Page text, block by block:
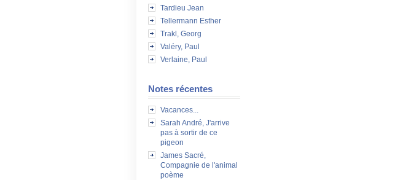
Tardieu Jean
Tellermann Esther
Trakl, Georg
Valéry, Paul
Verlaine, Paul
Notes récentes
Vacances...
Sarah André, J'arrive
pas à sortir de ce
pigeon
James Sacré,
Compagnie de l'animal
poème